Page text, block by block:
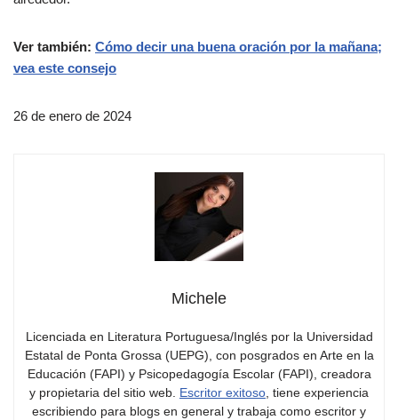
Ver también: Cómo decir una buena oración por la mañana;
vea este consejo
26 de enero de 2024
Michele
Licenciada en Literatura Portuguesa/Inglés por la Universidad
Estatal de Ponta Grossa (UEPG), con posgrados en Arte en la
Educación (FAPI) y Psicopedagogía Escolar (FAPI), creadora
y propietaria del sitio web. Escritor exitoso, tiene experiencia
escribiendo para blogs en general y trabaja como escritor y